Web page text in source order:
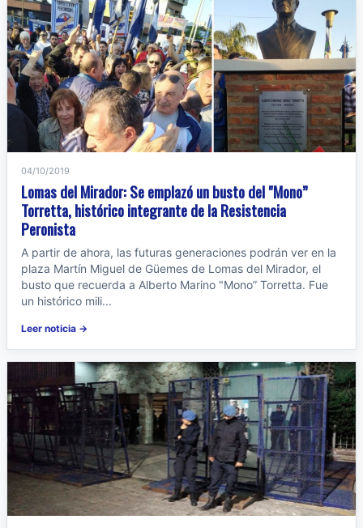
04/10/2019
Lomas del Mirador: Se emplazó un busto del "Mono”
Torretta, histórico integrante de la Resistencia
Peronista
A partir de ahora, las futuras generaciones podrán ver en la
plaza Martín Miguel de Güemes de Lomas del Mirador, el
busto que recuerda a Alberto Marino "Mono” Torretta. Fue
un histórico mili...
Leer noticia →